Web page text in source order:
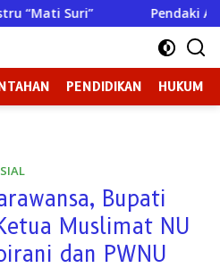
Suri” Pendaki Asal
PENDIDIKAN HUKUM
Bupati
Muslimat NU
dan PWNU